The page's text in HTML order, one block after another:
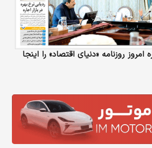
روزنامه «دنیای‌ اقتصاد» را اینجا